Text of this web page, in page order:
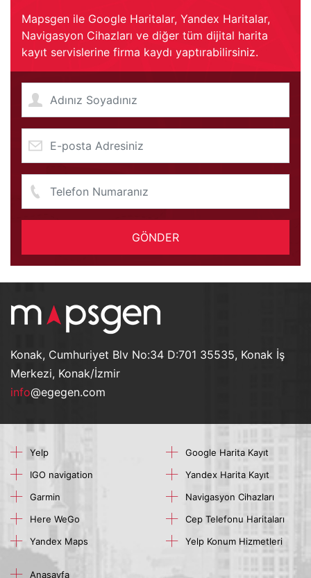
Mapsgen ile Google Haritalar, Yandex Haritalar,
Navigasyon Cihazları ve diğer tüm dijital harita
kayıt servislerine firma kaydı yaptırabilirsiniz.
GÖNDER
Konak, Cumhuriyet Blv No:34 D:701 35535, Konak İş
Merkezi, Konak/İzmir
info@egegen.com
Yelp
IGO navigation
Garmin
Here WeGo
Yandex Maps
Google Harita Kayıt
Yandex Harita Kayıt
Navigasyon Cihazları
Cep Telefonu Haritaları
Yelp Konum Hizmetleri
Anasayfa